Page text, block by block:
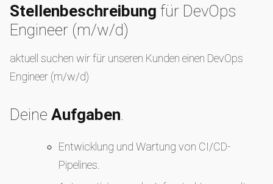
Stellenbeschreibung für DevOps
Engineer (m/w/d)
aktuell suchen wir für unseren Kunden einen DevOps
Engineer (m/w/d)
Deine Aufgaben.
Entwicklung und Wartung von CI/CD-
Pipelines.